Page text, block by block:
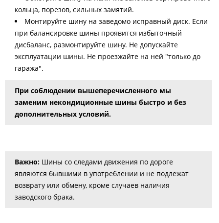
кольца, порезов, сильных замятий.
Монтируйте шину на заведомо исправный диск. Если
при балансировке шины проявится избыточный
дисбаланс, размонтируйте шину. Не допускайте
эксплуатации шины. Не проезжайте на ней "только до
гаража".
При соблюдении вышеперечисленного мы
заменим некондиционные шины быстро и без
дополнительных условий.
Важно: Шины со следами движения по дороге
являются бывшими в употреблении и не подлежат
возврату или обмену, кроме случаев наличия
заводского брака.